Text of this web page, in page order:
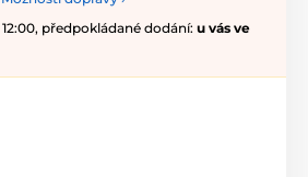
předpokládané dodání: u vás ve